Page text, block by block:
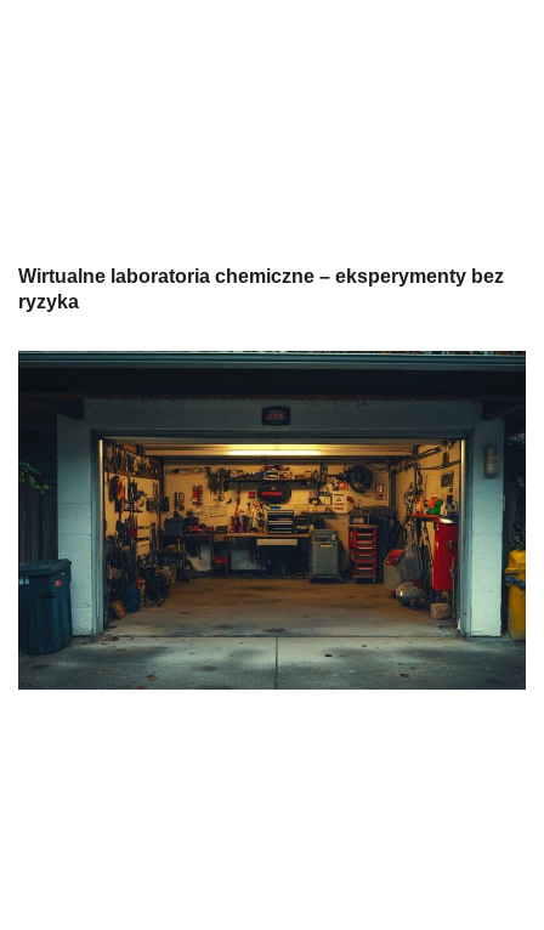
Wirtualne laboratoria chemiczne – eksperymenty bez
ryzyka